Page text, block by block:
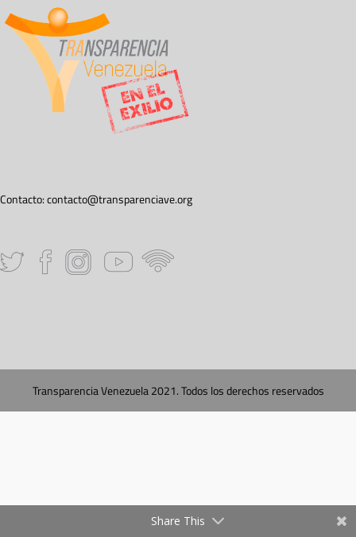
Contacto:contacto@transparenciave.org
Transparencia Venezuela 2021. Todos los derechos reservados
Share This